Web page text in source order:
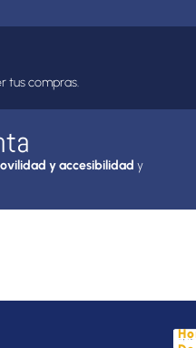
tus compras.
y accesibilidad y